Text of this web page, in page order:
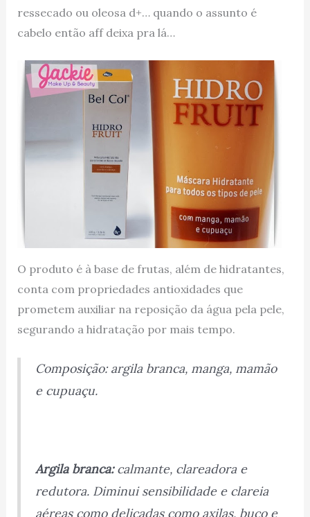
ressecado ou oleosa d+… quando o assunto é
cabelo então aff deixa pra lá…
O produto é à base de frutas, além de hidratantes,
conta com propriedades antioxidades que
prometem auxiliar na reposição da água pela pele,
segurando a hidratação por mais tempo.
Composição: argila branca, manga, mamão
e cupuaçu.
Argila branca:calmante, clareadora e
redutora. Diminui sensibilidade e clareia
aéreas como delicadas como axilas, buço e